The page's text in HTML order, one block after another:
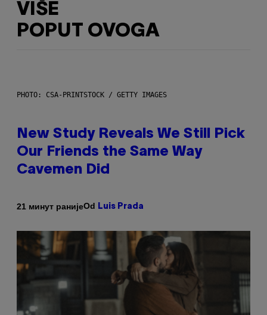
VIŠE
POPUT OVOGA
PHOTO: CSA-PRINTSTOCK / GETTY IMAGES
New Study Reveals We Still Pick
Our Friends the Same Way
Cavemen Did
21 минут ранијеOd Luis Prada